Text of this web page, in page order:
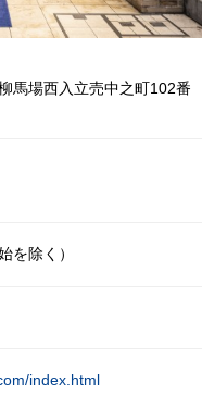
馬場西入立売中之町102番
を除く）
index.html